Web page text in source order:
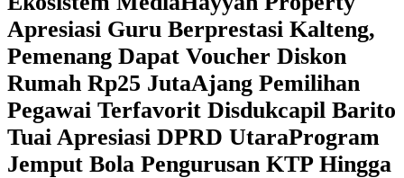
Apresiasi Guru Berprestasi Kalteng,
Pemenang Dapat Voucher Diskon
Rumah Rp25 JutaAjang Pemilihan
Pegawai Terfavorit Disdukcapil Barito
Tuai Apresiasi DPRD UtaraProgram
Jemput Bola Pengurusan KTP Hingga